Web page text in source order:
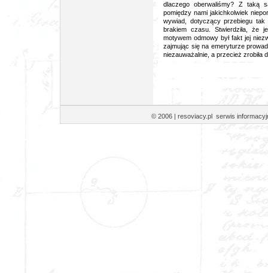
dlaczego oberwaliśmy? Z taką
pomiędzy nami jakichkolwiek
wywiad, dotyczący przebiegu tak
brakiem czasu. Stwierdziła, że
motywem odmowy był fakt jej
zajmując się na emeryturze
niezauważalnie, a przecież zrobiła
© 2006 | resoviacy.pl serwis